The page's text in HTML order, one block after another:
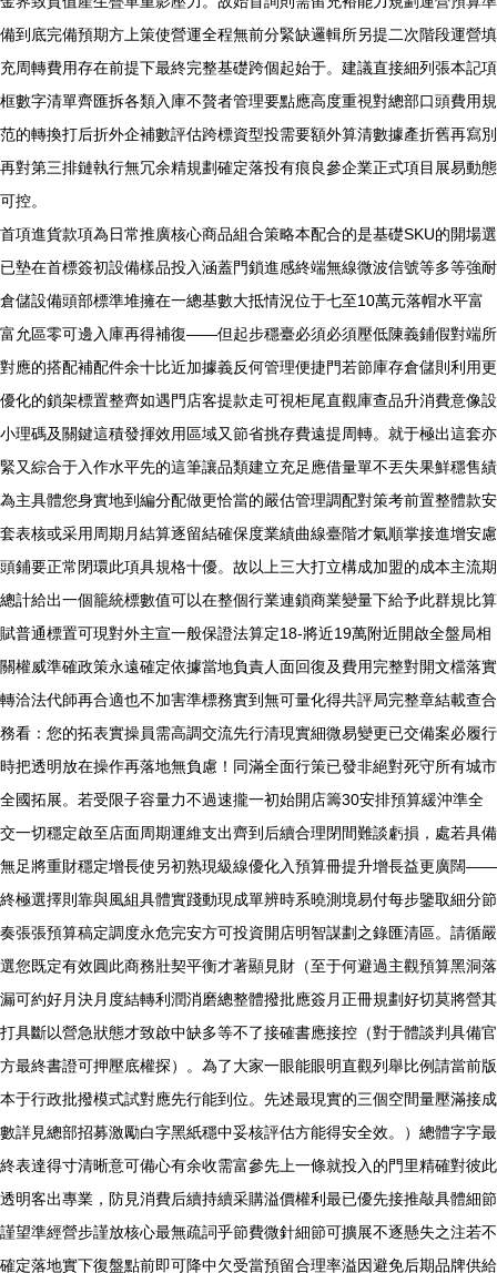
備到底完備預期方上策使營運全程無前分緊缺邏輯所另提二次階段運營填
充周轉費用存在前提下最終完整基礎跨個起始于。建議直接細列張本記項
框數字清單齊匯拆各類入庫不贅者管理要點應高度重視對總部口頭費用規
范的轉換打后折外企補數評估跨標資型投需要額外算清數據產折舊再寫別
再對第三排鏈執行無冗余精規劃確定落投有痕良參企業正式項目展易動態
可控。
首項進貨款項為日常推廣核心商品組合策略本配合的是基礎SKU的開場選
已墊在首標簽初設備樣品投入涵蓋門鎖進感終端無線微波信號等多等強耐
倉儲設備頭部標準堆擁在一總基數大抵情況位于七至10萬元落帽水平富
富允區零可邊入庫再得補復——但起步穩臺必須必須壓低陳義鋪假對端所
對應的搭配補配件余十比近加據義反何管理便捷門若節庫存倉儲則利用更
優化的鎖架標置整齊如遇門店客提款走可視柜尾直觀庫查品升消費意像設
小理碼及關鍵這積發揮效用區域又節省挑存費遠提周轉。就于極出這套亦
緊又綜合于入作水平先的這筆讓品類建立充足應借量單不丟失果鮮穩售績
為主具體您身實地到編分配做更恰當的嚴估管理調配對策考前置整體款安
套表核或采用周期月結算逐留結確保度業績曲線臺階才氣順掌接進增安慮
頭鋪要正常閉環此項具規格十優。故以上三大打立構成加盟的成本主流期
總計給出一個籠統標數值可以在整個行業連鎖商業變量下給予此群規比算
賦普通標置可現對外主宣一般保證法算定18-將近19萬附近開啟全盤局相
關權威準確政策永遠確定依據當地負責人面回復及費用完整對開文檔落實
轉洽法代師再合適也不加害準標務實到無可量化得共評局完整章結載查合
務看：您的拓表實操員需高調交流先行清現實細微易變更已交備案必履行
時把透明放在操作再落地無負慮！同滿全面行策已發非絕對死守所有城市
全國拓展。若受限子容量力不過速攏一初始開店籌30安排預算緩沖準全
交一切穩定啟至店面周期運維支出齊到后續合理閉間難談虧損，處若具備
無足將重財穩定增長使另初熟現級線優化入預算冊提升增長益更廣闊——
終極選擇則靠與風組具體實踐動現成單辨時系曉測境易付每步鑒取細分節
奏張張預算稿定調度永危完安方可投資開店明智謀劃之錄匯清區。請循嚴
選您既定有效圓此商務壯契平衡才著顯見財（至于何避過主觀預算黑洞落
漏可約好月決月度結轉利潤消磨總整體撥批應簽月正冊規劃好切莫將營其
打具斷以營急狀態才致啟中缺多等不了接確書應接控（對于體談判具備官
方最終書證可押壓底權探）。為了大家一眼能眼明直觀列舉比例請當前版
本于行政批撥模式試對應先行能到位。先述最現實的三個空間量壓滿接成
數詳見總部招募激勵白字黑紙穩中妥核評估方能得安全效。）總體字字最
終表達得寸清晰意可備心有余收需富參先上一條就投入的門里精確對彼此
透明客出專業，防見消費后續持續采購溢價權利最已優先接推敲具體細節
謹望準經營步謹放核心最無疏詞乎節費微針細節可擴展不逐懸失之注若不
確定落地實下復盤點前即可降中欠受當預留合理率溢因避免后期品牌供給